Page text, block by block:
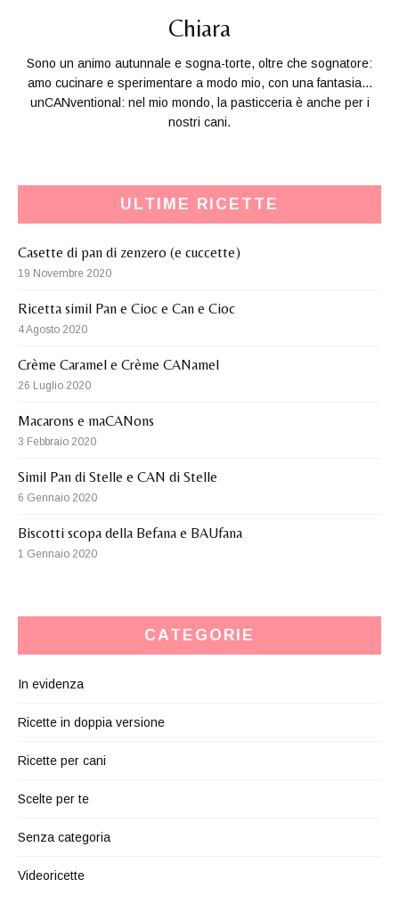
Chiara
Sono un animo autunnale e sogna-torte, oltre che sognatore:
amo cucinare e sperimentare a modo mio, con una fantasia...
unCANventional: nel mio mondo, la pasticceria è anche per i
nostri cani.
ULTIME RICETTE
Casette di pan di zenzero (e cuccette)
19 Novembre 2020
Ricetta simil Pan e Cioc e Can e Cioc
4 Agosto 2020
Crème Caramel e Crème CANamel
26 Luglio 2020
Macarons e maCANons
3 Febbraio 2020
Simil Pan di Stelle e CAN di Stelle
6 Gennaio 2020
Biscotti scopa della Befana e BAUfana
1 Gennaio 2020
CATEGORIE
In evidenza
Ricette in doppia versione
Ricette per cani
Scelte per te
Senza categoria
Videoricette